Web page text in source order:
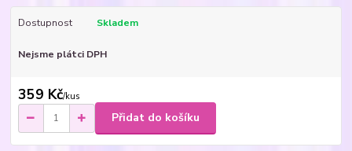
Dostupnost Skladem
Nejsme plátci DPH
359 Kč/kus
Přidat do košíku